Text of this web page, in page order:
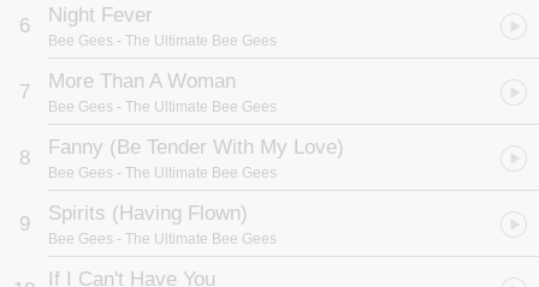
Ultimate Bee Gees”来庆祝这值得庆祝纪念的一年，汇集你所听过最
耳熟能详的比吉斯经典排行榜歌曲，包括全美单曲榜#16“Holiday”、
英国单曲榜#12“New York Mining Disaster 1941”、全美单曲榜
#17“To Love Somebody”、全美单曲榜#9“World”、英国单曲榜
#8“Words”、英国单曲榜#1“Massachusetts”、“I’ve Gotta Get A
Message To You”、全美单曲榜#6“I Started A Joke”、英国单曲榜
#6“First Of May”、全美单曲榜#1“How Can You Mend A Broken
Heart”、“Jive Talkin’”、“You Should Be Dancing”、【週末的狂热】
电影原声带中四首超红金曲“How Deep Is Your Love”、“Stayin’
Alive”、“Night Fever”、“More Than A Woman”，以及1979年全球狂
卖3千万张“Spirit Having Flown”专辑中的“Too Much Heaven”、
“Tragedy”、“Love You Inside Out”三首全部拿下全美单曲榜冠军的
6 Night Fever
Bee Gees - The Ultimate Bee Gees
7 More Than A Woman
Bee Gees - The Ultimate Bee Gees
8 Fanny (Be Tender With My Love)
Bee Gees - The Ultimate Bee Gees
9 Spirits (Having Flown)
Bee Gees - The Ultimate Bee Gees
If I Can't Have You